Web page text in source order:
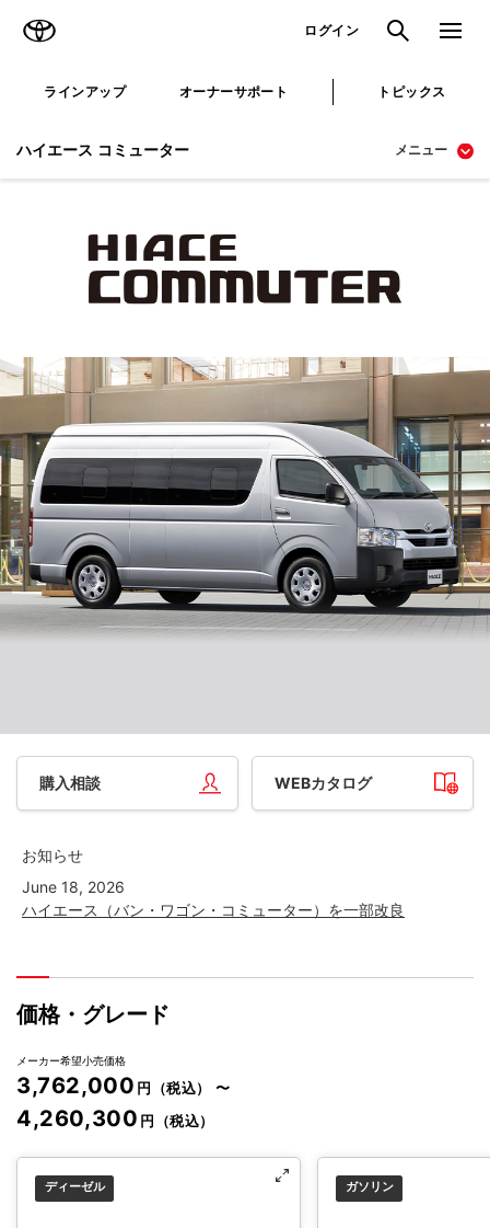
ログイン 検索 メニュ
ラインアップ オーナーサポート トピックス
ハイエース コミューター メニュー
購入相談 WEBカタログ
お知らせ
June 18, 2026
ハイエース（バン・ワゴン・コミューター）を一部改良
価格・グレード
メーカー希望小売価格
3,762,000 円（税込） 〜
4,260,300 円（税込）
ディーゼル ガソリン